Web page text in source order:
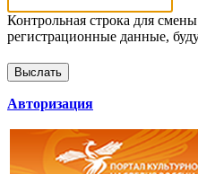
Контрольная строка для
регистрационные данные,
Авторизация